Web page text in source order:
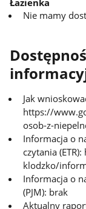
Nie mamy
Jak
https://
osob-z-
Informacja o
czytania
klodzko/
Informacja o
(PJM): brak
Aktualny